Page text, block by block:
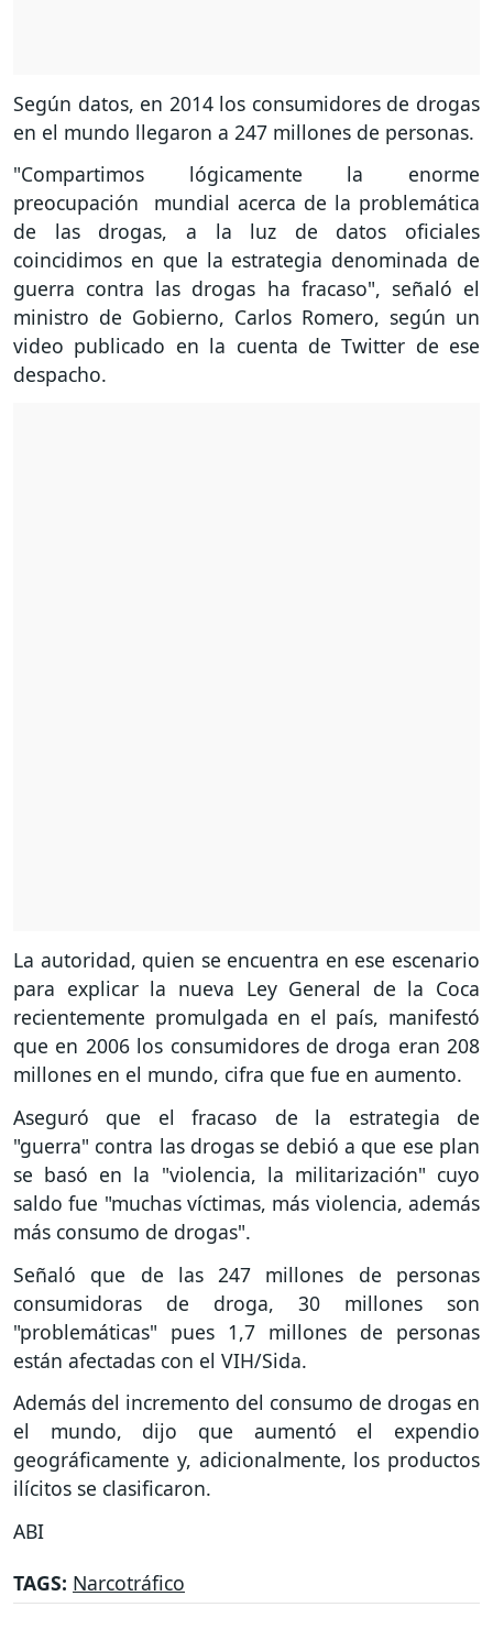
Según datos, en 2014 los consumidores de drogas
en el mundo llegaron a 247 millones de personas.
"Compartimos lógicamente la enorme
preocupación mundial acerca de la problemática
de las drogas, a la luz de datos oficiales
coincidimos en que la estrategia denominada de
guerra contra las drogas ha fracaso", señaló el
ministro de Gobierno, Carlos Romero, según un
video publicado en la cuenta de Twitter de ese
despacho.
La autoridad, quien se encuentra en ese escenario
para explicar la nueva Ley General de la Coca
recientemente promulgada en el país, manifestó
que en 2006 los consumidores de droga eran 208
millones en el mundo, cifra que fue en aumento.
Aseguró que el fracaso de la estrategia de
"guerra" contra las drogas se debió a que ese plan
se basó en la "violencia, la militarización" cuyo
saldo fue "muchas víctimas, más violencia, además
más consumo de drogas".
Señaló que de las 247 millones de personas
consumidoras de droga, 30 millones son
"problemáticas" pues 1,7 millones de personas
están afectadas con el VIH/Sida.
Además del incremento del consumo de drogas en
el mundo, dijo que aumentó el expendio
geográficamente y, adicionalmente, los productos
ilícitos se clasificaron.
ABI
TAGS: Narcotráfico